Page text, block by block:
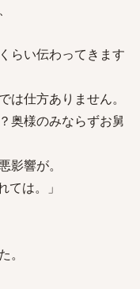
らい伝わってきます
仕方ありません。
奥様のみならずお舅
響が。
は。」